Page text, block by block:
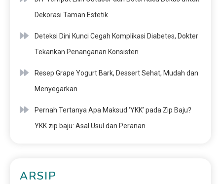
Dekorasi Taman Estetik
Deteksi Dini Kunci Cegah Komplikasi Diabetes, Dokter
Tekankan Penanganan Konsisten
Resep Grape Yogurt Bark, Dessert Sehat, Mudah dan
Menyegarkan
Pernah Tertanya Apa Maksud ‘YKK’ pada Zip Baju?
YKK zip baju: Asal Usul dan Peranan
ARSIP